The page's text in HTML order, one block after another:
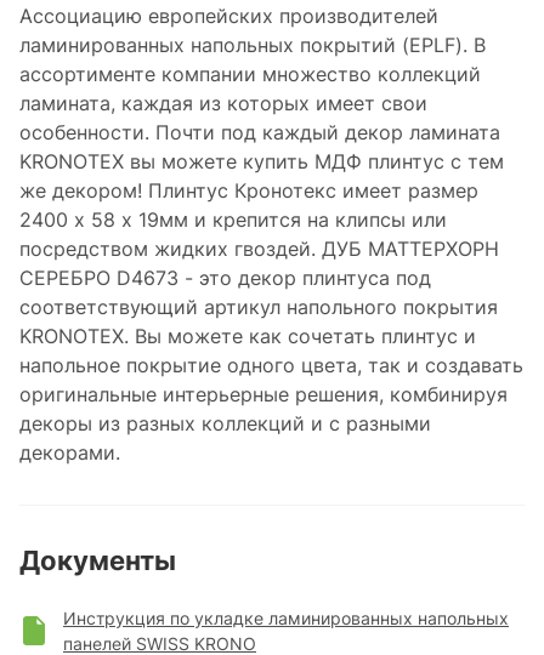
Ассоциацию европейских производителей
ламинированных напольных покрытий (EPLF). В
ассортименте компании множество коллекций
ламината, каждая из которых имеет свои
особенности. Почти под каждый декор ламината
KRONOTEX вы можете купить МДФ плинтус с тем
же декором! Плинтус Кронотекс имеет размер
2400 х 58 х 19мм и крепится на клипсы или
посредством жидких гвоздей. ДУБ МАТТЕРХОРН
СЕРЕБРО D4673 - это декор плинтуса под
соответствующий артикул напольного покрытия
KRONOTEX. Вы можете как сочетать плинтус и
напольное покрытие одного цвета, так и создавать
оригинальные интерьерные решения, комбинируя
декоры из разных коллекций и с разными
декорами.
Документы
Инструкция по укладке ламинированных напольных
панелей SWISS KRONO